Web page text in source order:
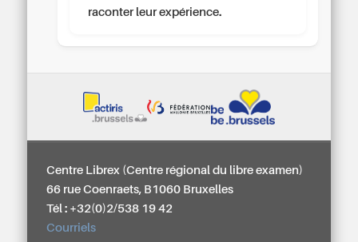
raconter leur expérience.
Centre Librex (Centre régional du libre examen)
66 rue Coenraets, B1060 Bruxelles
Tél : +32(0)2/538 19 42
Courriels